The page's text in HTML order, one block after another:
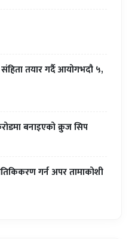
तयार गर्दै आयोगभदौ ५,
बनाइएको क्रुज सिप
गर्न अपर तामाकोशी